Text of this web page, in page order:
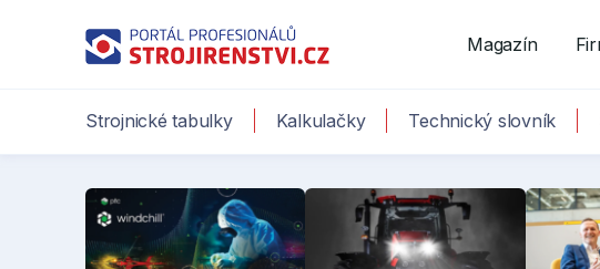
Magazín
Strojnické tabulky Kalkulačky Technický slovník